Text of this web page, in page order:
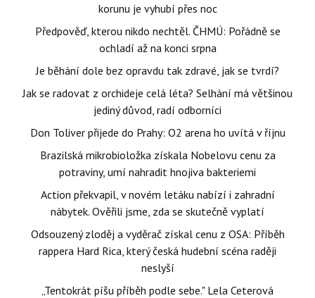
korunu je vyhubí přes noc
Předpověď, kterou nikdo nechtěl. ČHMÚ: Pořádně se
ochladí až na konci srpna
Je běhání dole bez opravdu tak zdravé, jak se tvrdí?
Jak se radovat z orchideje celá léta? Selhání má většinou
jediný důvod, radí odborníci
Don Toliver přijede do Prahy: O2 arena ho uvítá v říjnu
Brazilská mikrobioložka získala Nobelovu cenu za
potraviny, umí nahradit hnojiva bakteriemi
Action překvapil, v novém letáku nabízí i zahradní
nábytek. Ověřili jsme, zda se skutečně vyplatí
Odsouzený zloděj a vyděrač získal cenu z OSA: Příběh
rappera Hard Rica, který česká hudební scéna raději
neslyší
„Tentokrát píšu příběh podle sebe." Lela Ceterová